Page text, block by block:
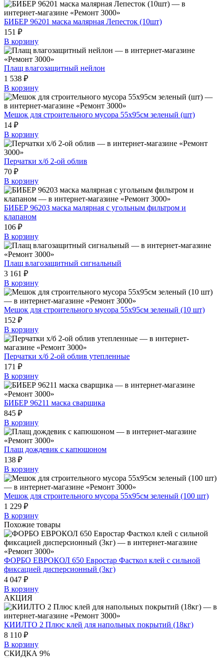
БИБЕР 96201 маска малярная Лепесток (10шт)
151 ₽
В корзину
Плащ влагозащитный нейлон
1 538 ₽
В корзину
Мешок для строительного мусора 55х95см зеленый (шт)
14 ₽
В корзину
Перчатки х/б 2-ой облив
70 ₽
В корзину
БИБЕР 96203 маска малярная с угольным фильтром и
клапаном
106 ₽
В корзину
Плащ влагозащитный сигнальный
3 161 ₽
В корзину
Мешок для строительного мусора 55х95см зеленый (10 шт)
152 ₽
В корзину
Перчатки х/б 2-ой облив утепленные
171 ₽
В корзину
БИБЕР 96211 маска сварщика
845 ₽
В корзину
Плащ дождевик с капюшоном
138 ₽
В корзину
Мешок для строительного мусора 55х95см зеленый (100 шт)
1 229 ₽
В корзину
Похожие товары
ФОРБО ЕВРОКОЛ 650 Евростар Фасткол клей с сильной
фиксацией дисперсионный (3кг)
4 047 ₽
В корзину
АКЦИЯ
КИИЛТО 2 Плюс клей для напольных покрытий (18кг)
8 110 ₽
В корзину
СКИДКА 9%